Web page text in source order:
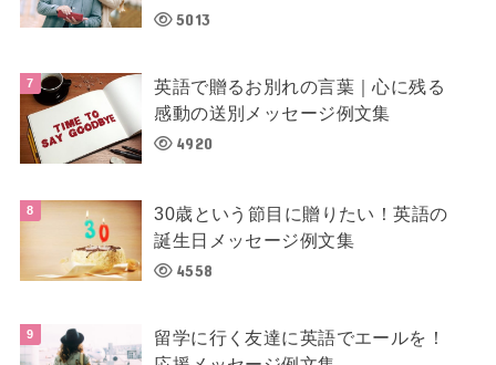
5013
英語で贈るお別れの言葉｜心に残る
感動の送別メッセージ例文集
4920
30歳という節目に贈りたい！英語の
誕生日メッセージ例文集
4558
留学に行く友達に英語でエールを！